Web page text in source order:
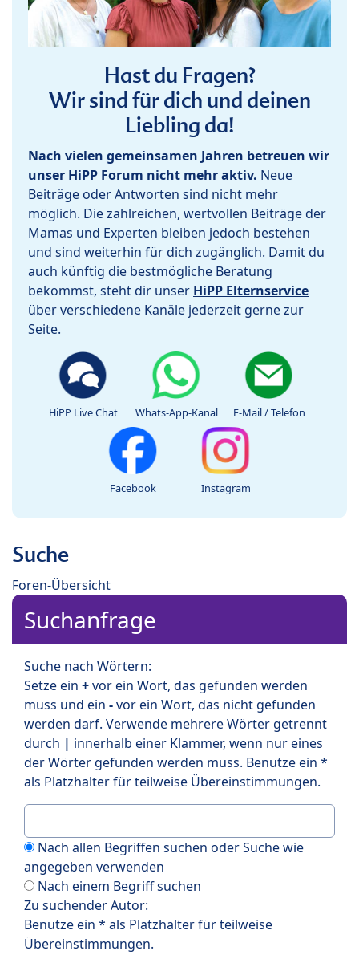
Hast du Fragen?
Wir sind für dich und deinen
Liebling da!
Nach vielen gemeinsamen Jahren betreuen wir
unser HiPP Forum nicht mehr aktiv. Neue
Beiträge oder Antworten sind nicht mehr
möglich. Die zahlreichen, wertvollen Beiträge der
Mamas und Experten bleiben jedoch bestehen
und sind weiterhin für dich zugänglich. Damit du
auch künftig die bestmögliche Beratung
bekommst, steht dir unser HiPP Elternservice
über verschiedene Kanäle jederzeit gerne zur
Seite.
HiPP Live Chat Whats-App-Kanal E-Mail / Telefon
Facebook Instagram
Suche
Foren-Übersicht
Suchanfrage
Suche nach Wörtern:
Setze ein +vor ein Wort, das gefunden werden
muss und ein -vor ein Wort, das nicht gefunden
werden darf. Verwende mehrere Wörter getrennt
durch | innerhalb einer Klammer, wenn nur eines
der Wörter gefunden werden muss. Benutze ein *
als Platzhalter für teilweise Übereinstimmungen.
Nach allen Begriffen suchen oder Suche wie
angegeben verwenden
Nach einem Begriff suchen
Zu suchender Autor:
Benutze ein * als Platzhalter für teilweise
Übereinstimmungen.